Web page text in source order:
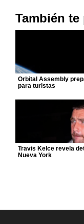
También
Orbital Assembly
para turistas
Travis Kelce revela
Nueva York